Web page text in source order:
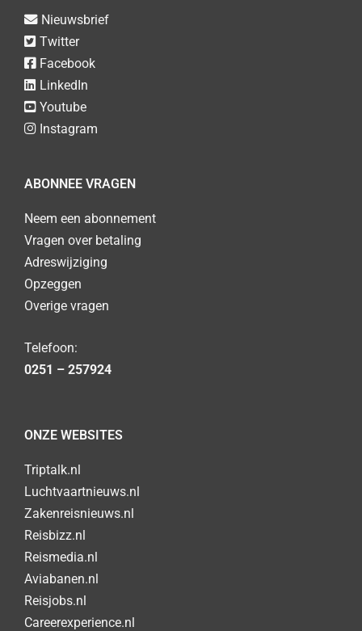
Nieuwsbrief
Twitter
Facebook
LinkedIn
Youtube
Instagram
ABONNEE VRAGEN
Neem een abonnement
Vragen over betaling
Adreswijziging
Opzeggen
Overige vragen
Telefoon:
0251 – 257924
ONZE WEBSITES
Triptalk.nl
Luchtvaartnieuws.nl
Zakenreisnieuws.nl
Reisbizz.nl
Reismedia.nl
Aviabanen.nl
Reisjobs.nl
Careerexperience.nl